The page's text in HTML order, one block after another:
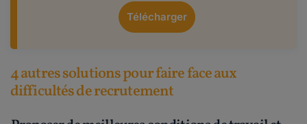
Télécharger
4 autres solutions pour faire face aux
difficultés de recrutement